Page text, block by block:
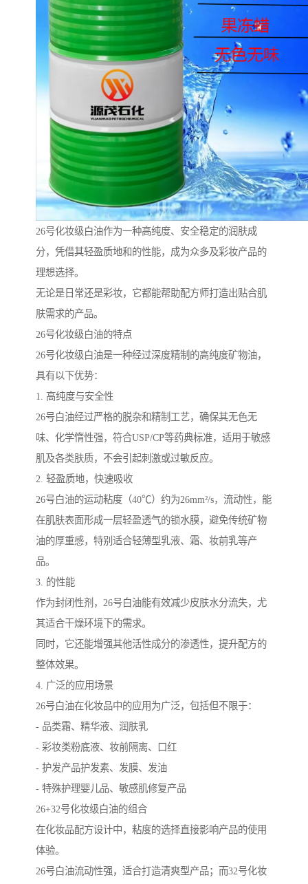
26号化妆级白油作为一种高纯度、安全稳定的润肤成
分，凭借其轻盈质地和的性能，成为众多及彩妆产品的
理想选择。
无论是日常还是彩妆，它都能帮助配方师打造出贴合肌
肤需求的产品。
26号化妆级白油的特点
26号化妆级白油是一种经过深度精制的高纯度矿物油，
具有以下优势：
1. 高纯度与安全性
26号白油经过严格的脱杂和精制工艺，确保其无色无
味、化学惰性强，符合USP/CP等药典标准，适用于敏感
肌及各类肤质，不会引起刺激或过敏反应。
2. 轻盈质地，快速吸收
26号白油的运动粘度（40℃）约为26mm²/s，流动性，能
在肌肤表面形成一层轻盈透气的锁水膜，避免传统矿物
油的厚重感，特别适合轻薄型乳液、霜、妆前乳等产
品。
3. 的性能
作为封闭性剂，26号白油能有效减少皮肤水分流失，尤
其适合干燥环境下的需求。
同时，它还能增强其他活性成分的渗透性，提升配方的
整体效果。
4. 广泛的应用场景
26号白油在化妆品中的应用为广泛，包括但不限于：
- 品类霜、精华液、润肤乳
- 彩妆类粉底液、妆前隔离、口红
- 护发产品护发素、发膜、发油
- 特殊护理婴儿品、敏感肌修复产品
26+32号化妆级白油的组合
在化妆品配方设计中，粘度的选择直接影响产品的使用
体验。
26号白油流动性强，适合打造清爽型产品；而32号化妆